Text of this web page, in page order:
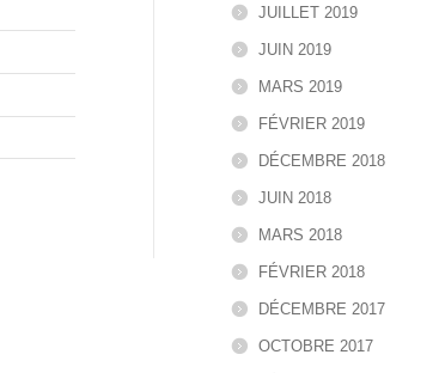
JUILLET 2019
JUIN 2019
MARS 2019
FÉVRIER 2019
DÉCEMBRE 2018
JUIN 2018
MARS 2018
FÉVRIER 2018
DÉCEMBRE 2017
OCTOBRE 2017